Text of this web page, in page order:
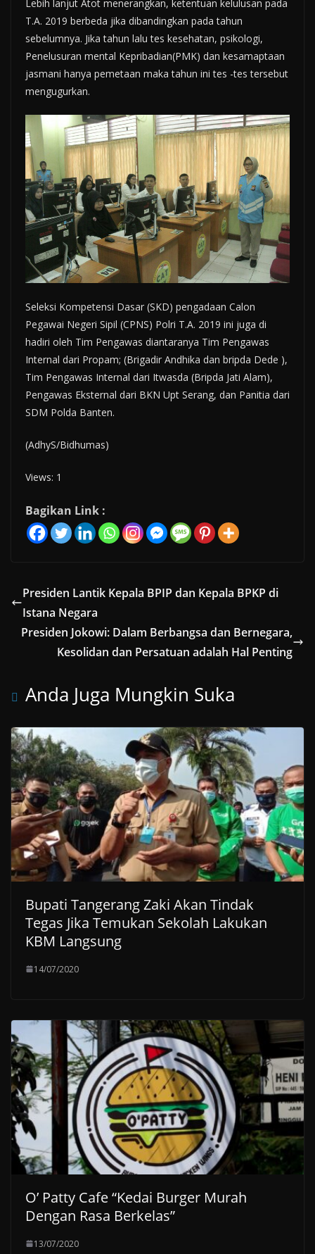
Lebih lanjut Atot menerangkan, ketentuan kelulusan pada
T.A. 2019 berbeda jika dibandingkan pada tahun
sebelumnya. Jika tahun lalu tes kesehatan, psikologi,
Penelusuran mental Kepribadian(PMK) dan kesamaptaan
jasmani hanya pemetaan maka tahun ini tes -tes tersebut
mengugurkan.
Seleksi Kompetensi Dasar (SKD) pengadaan Calon
Pegawai Negeri Sipil (CPNS) Polri T.A. 2019 ini juga di
hadiri oleh Tim Pengawas diantaranya Tim Pengawas
Internal dari Propam; (Brigadir Andhika dan bripda Dede ),
Tim Pengawas Internal dari Itwasda (Bripda Jati Alam),
Pengawas Eksternal dari BKN Upt Serang, dan Panitia dari
SDM Polda Banten.
(AdhyS/Bidhumas)
Views: 1
Bagikan Link :
Presiden Lantik Kepala BPIP dan Kepala BPKP di
Istana Negara
Presiden Jokowi: Dalam Berbangsa dan Bernegara,
Kesolidan dan Persatuan adalah Hal Penting
Anda Juga Mungkin Suka
Bupati Tangerang Zaki Akan Tindak
Tegas Jika Temukan Sekolah Lakukan
KBM Langsung
14/07/2020
O’ Patty Cafe “Kedai Burger Murah
Dengan Rasa Berkelas”
13/07/2020